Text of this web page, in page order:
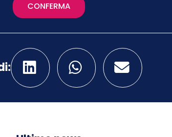
CONFERMA